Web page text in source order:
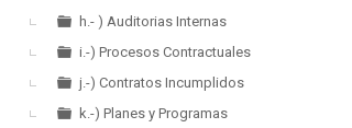
h.- ) Auditorias Internas
i.-) Procesos Contractuales
j.-) Contratos Incumplidos
k.-) Planes y Programas